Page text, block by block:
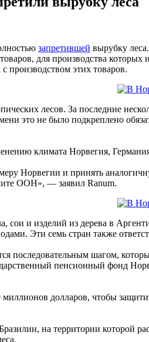
запретившей вырубку леса.
для производства
производством этих товаров.
лесов. За последние
это не было подкреплено
климата Норвегия,
Норвегии и принять
ООН», — заявил Ranum.
сои и изделий из дерева в
Эти семь стран также
последовательным шагом,
пенсионный фонд
долларов, чтобы
на территории которой